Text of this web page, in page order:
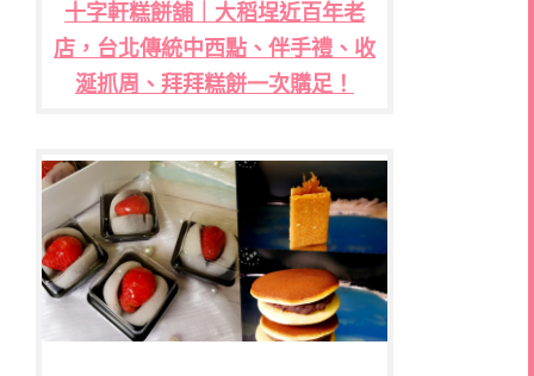
十字軒糕餅舖｜大稻埕近百年老
店，台北傳統中西點、伴手禮、收
涎抓周、拜拜糕餅一次購足！